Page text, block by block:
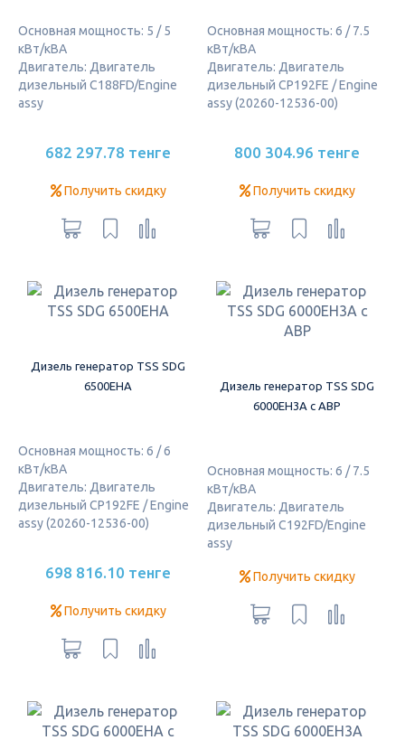
Основная мощность: 5 / 5
кВт/кВА
Двигатель: Двигатель
дизельный C188FD/Engine
assy
682 297.78 тенге
Получить скидку
Основная мощность: 6 / 7.5
кВт/кВА
Двигатель: Двигатель
дизельный CP192FE / Engine
assy (20260-12536-00)
800 304.96 тенге
Получить скидку
Дизель генератор TSS SDG
6500EHA
Основная мощность: 6 / 6
кВт/кВА
Двигатель: Двигатель
дизельный CP192FE / Engine
assy (20260-12536-00)
698 816.10 тенге
Получить скидку
Дизель генератор TSS SDG
6000EH3A с АВР
Основная мощность: 6 / 7.5
кВт/кВА
Двигатель: Двигатель
дизельный C192FD/Engine
assy
Получить скидку